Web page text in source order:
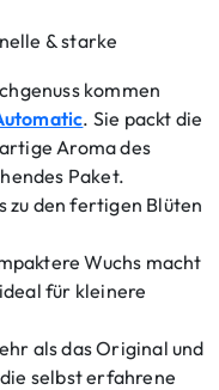
& starke
kommen
. Sie packt die
Aroma des
Paket.
zu den fertigen Blüten
Wuchs macht
für kleinere
als das Original und
selbst erfahrene